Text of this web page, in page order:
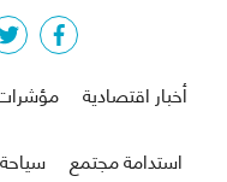
أخبار اقتصادية
استدامة مجتمع